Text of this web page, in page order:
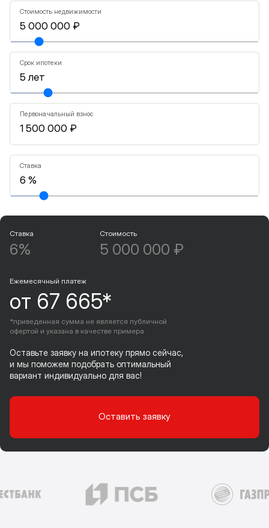
Стоимость недвижимости
Срок ипотеки
Первоначальный взнос
Ставка
Ставка
6%
Стоимость
5 000 000 ₽
Ежемесячный платеж
от 67 665*
*приведенная сумма не является публичной
офертой и указана в качестве примера
Оставьте заявку на ипотеку прямо сейчас,
и мы поможем подобрать оптимальный
вариант индивидуально для вас!
Оставить заявку